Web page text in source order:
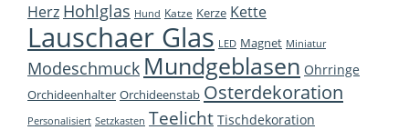
Herz Hohlglas Hund Katze Kerze Kette
Lauschaer Glas LED Magnet Miniatur
Modeschmuck Mundgeblasen Ohrringe
Orchideenhalter Orchideenstab Osterdekoration
Personalisiert Setzkasten Teelicht Tischdekoration